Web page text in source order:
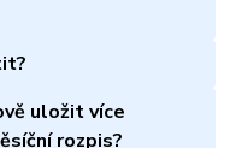
uložit více
rozpis?